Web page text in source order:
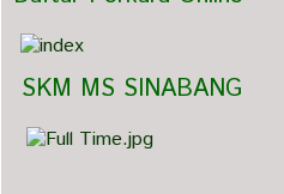
   SKM MS SINABANG